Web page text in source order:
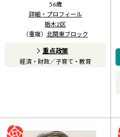
56歳
詳細・プロフィール
栃木2区
（重複） 北関東ブロック
重点政策
経済・財政／子育て・教育